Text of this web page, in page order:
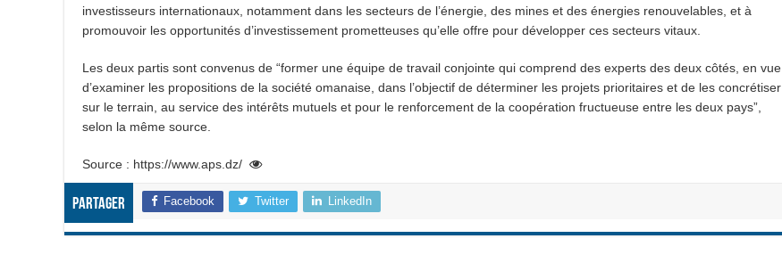
investisseurs internationaux, notamment dans les secteurs de l’énergie, des mines et des énergies renouvelables, et à
promouvoir les opportunités d’investissement prometteuses qu’elle offre pour développer ces secteurs vitaux.
Les deux partis sont convenus de “former une équipe de travail conjointe qui comprend des experts des deux côtés, en vue
d’examiner les propositions de la société omanaise, dans l’objectif de déterminer les projets prioritaires et de les concrétiser
sur le terrain, au service des intérêts mutuels et pour le renforcement de la coopération fructueuse entre les deux pays”,
selon la même source.
Source : https://www.aps.dz/
Partager Facebook Twitter LinkedIn